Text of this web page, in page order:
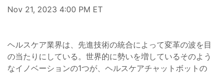
Nov 21, 2023 4:00 PM ET
ヘルスケア業界は、先進技術の統合によって変革の波を目
の当たりにしている。世界的に勢いを増しているそのよう
なイノベーションの1つが、ヘルスケアチャットボットの